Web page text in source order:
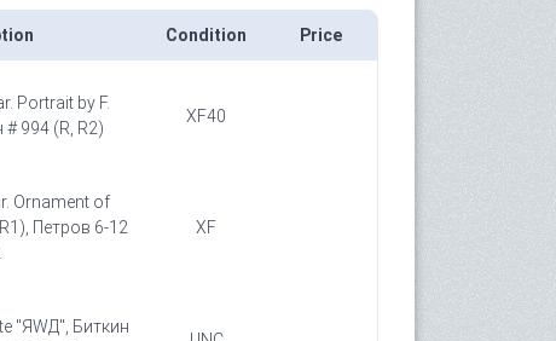
Condition Price
Portrait by F.
# 994 (R, R2)
XF40
Ornament of
Петров 6-12
XF
"ЯWД", Биткин